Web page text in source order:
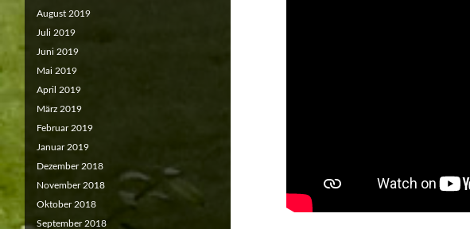
August 2019
Juli 2019
Juni 2019
Mai 2019
April 2019
März 2019
Februar 2019
Januar 2019
Dezember 2018
November 2018
Oktober 2018
September 2018